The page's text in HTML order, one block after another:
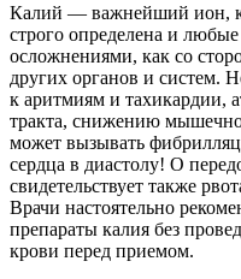
Калий — важнейший ион,
строго определена и
осложнениями, как со
других органов и систем.
к аритмиям и тахикардии,
тракта, снижению
может вызывать
сердца в диастолу! О
свидетельствует также
Врачи настоятельно
препараты калия без
крови перед приемом.